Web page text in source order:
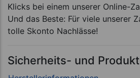
Klicks bei einem unserer Online-
Und das Beste: Für viele unserer
tolle Skonto Nachlässe!
Sicherheits- und